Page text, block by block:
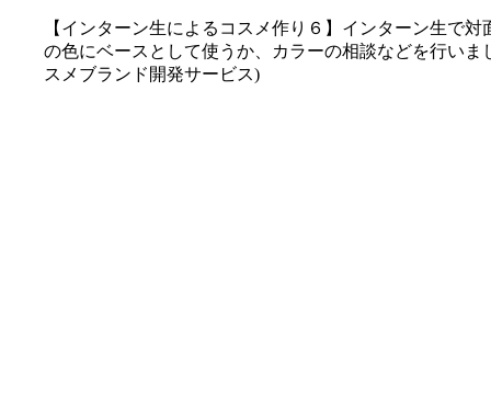
【インターン生によるコスメ作り６】インターン生で
の色にベースとして使うか、カラーの相談などを行い
スメブランド開発サービス)